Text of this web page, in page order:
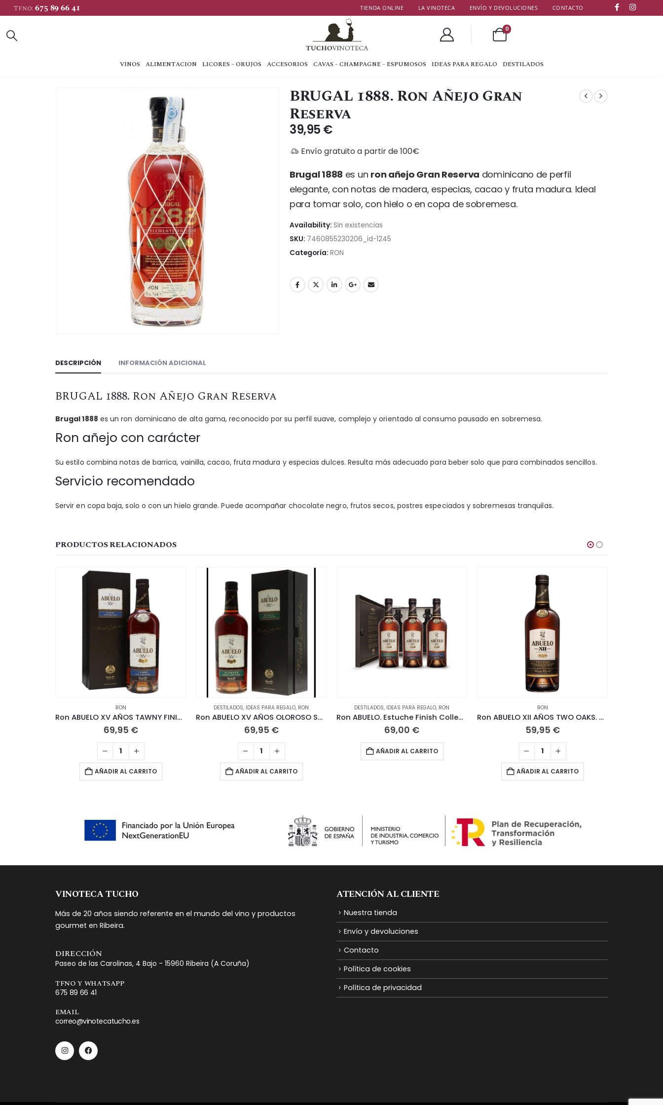
Tfno:675 89 66 41 TIENDA ONLINE LA VINOTECA ENVÍO Y DEVOLUCIONES CONTACTO
0
VINOS ALIMENTACION LICORES – ORUJOS ACCESORIOS CAVAS – CHAMPAGNE – ESPUMOSOS IDEAS PARA REGALO DESTILADOS
BRUGAL 1888. Ron Añejo Gran
Reserva
39,95 €
Envío gratuito a partir de 100€
Brugal 1888 es un ron añejo Gran Reserva dominicano de perfil
elegante, con notas de madera, especias, cacao y fruta madura. Ideal
para tomar solo, con hielo o en copa de sobremesa.
Availability: Sin existencias
SKU: 7460855230206_id-1245
Categoría: RON
DESCRIPCIÓN INFORMACIÓN ADICIONAL
BRUGAL 1888. Ron Añejo Gran Reserva
Brugal 1888 es un ron dominicano de alta gama, reconocido por su perfil suave, complejo y orientado al consumo pausado en sobremesa.
Ron añejo con carácter
Su estilo combina notas de barrica, vainilla, cacao, fruta madura y especias dulces. Resulta más adecuado para beber solo que para combinados sencillos.
Servicio recomendado
Servir en copa baja, solo o con un hielo grande. Puede acompañar chocolate negro, frutos secos, postres especiados y sobremesas tranquilas.
PRODUCTOS RELACIONADOS
RON
Ron ABUELO XV AÑOS TAWNY FINISH. 70 CL
69,95 €
AÑADIR AL CARRITO
DESTILADOS, IDEAS PARA REGALO, RON
Ron ABUELO XV AÑOS OLOROSO SHERRY CASK FINISH. 70 CL
69,95 €
AÑADIR AL CARRITO
DESTILADOS, IDEAS PARA REGALO, RON
Ron ABUELO. Estuche Finish Collection. 3 botellas de 20 CL
69,00 €
AÑADIR AL CARRITO
RON
Ron ABUELO XII AÑOS TWO OAKS. 70 CL
59,95 €
AÑADIR AL CARRITO
VINOTECA TUCHO
Más de 20 años siendo referente en el mundo del vino y productos
gourmet en Ribeira.
DIRECCIÓN
Paseo de las Carolinas, 4 Bajo - 15960 Ribeira (A Coruña)
TFNO Y WHATSAPP
675 89 66 41
EMAIL
correo@vinotecatucho.es
ATENCIÓN AL CLIENTE
Nuestra tienda
Envío y devoluciones
Contacto
Política de cookies
Política de privacidad